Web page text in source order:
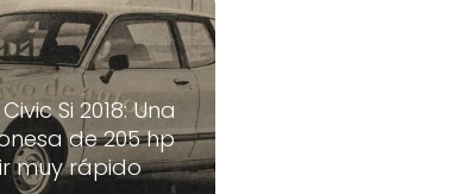
Si 2018: Una
de 205 hp
muy rápido